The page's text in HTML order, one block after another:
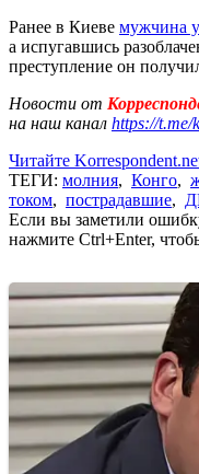
Ранее в Киеве мужчина
а испугавшись
преступление он
Новости от
на наш канал https://t.me/
Читайте
ТЕГИ: молния, Конго,
током, пострадавшие,
Если вы заметили
нажмите Ctrl+Enter,